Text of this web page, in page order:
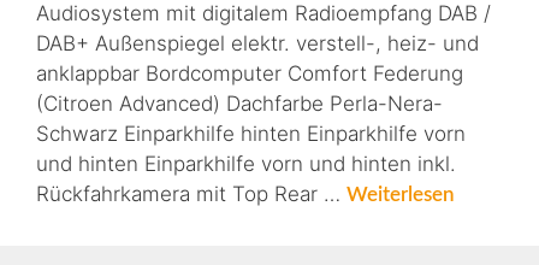
Audiosystem mit digitalem Radioempfang DAB /
DAB+ Außenspiegel elektr. verstell-, heiz- und
anklappbar Bordcomputer Comfort Federung
(Citroen Advanced) Dachfarbe Perla-Nera-
Schwarz Einparkhilfe hinten Einparkhilfe vorn
und hinten Einparkhilfe vorn und hinten inkl.
Rückfahrkamera mit Top Rear … Weiterlesen